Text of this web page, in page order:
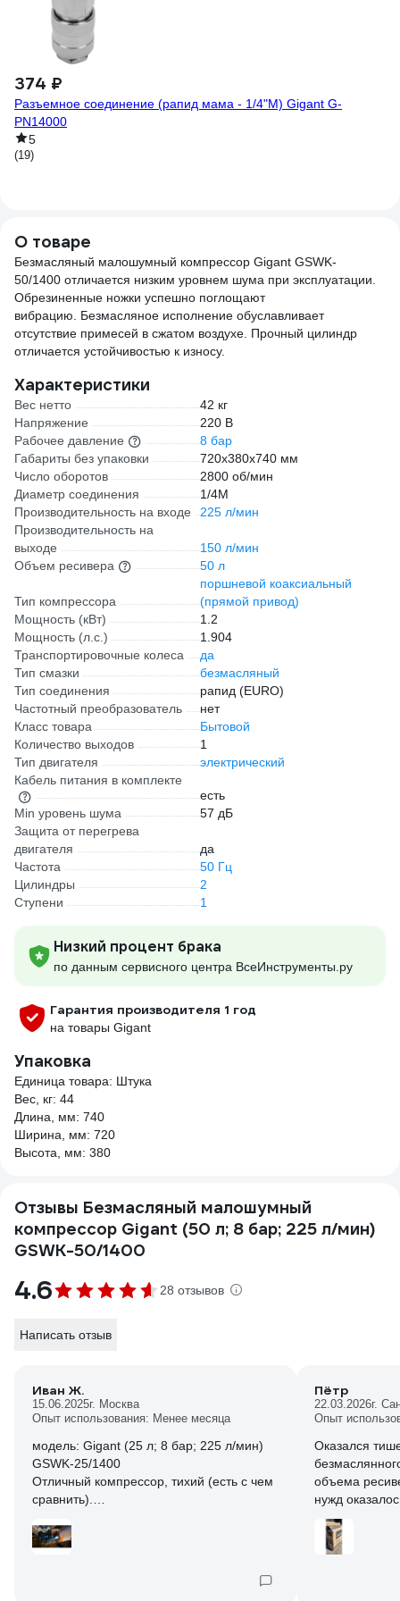
374 ₽
Разъемное соединение (рапид мама - 1/4"M) Gigant G-
PN14000
5
(19)
О товаре
Безмасляный малошумный компрессор Gigant GSWK-
50/1400 отличается низким уровнем шума при эксплуатации.
Обрезиненные ножки успешно поглощают
вибрацию. Безмасляное исполнение обуславливает
отсутствие примесей в сжатом воздухе. Прочный цилиндр
отличается устойчивостью к износу.
Характеристики
Вес нетто
42 кг
Напряжение
220 В
Рабочее давление
8 бар
Габариты без упаковки
720х380х740 мм
Число оборотов
2800 об/мин
Диаметр соединения
1/4М
Производительность на входе
225 л/мин
Производительность на
выходе
150 л/мин
Объем ресивера
50 л
Тип компрессора
поршневой коаксиальный
(прямой привод)
Мощность (кВт)
1.2
Мощность (л.с.)
1.904
Транспортировочные колеса
да
Тип смазки
безмасляный
Тип соединения
рапид (EURO)
Частотный преобразователь
нет
Класс товара
Бытовой
Количество выходов
1
Тип двигателя
электрический
Кабель питания в комплекте
есть
Min уровень шума
57 дБ
Защита от перегрева
двигателя
да
Частота
50 Гц
Цилиндры
2
Ступени
1
Низкий процент брака
по данным сервисного центра ВсеИнструменты.ру
Гарантия производителя 1 год
на товары Gigant
Упаковка
Единица товара: Штука
Вес, кг: 44
Длина, мм: 740
Ширина, мм: 720
Высота, мм: 380
Отзывы Безмасляный малошумный
компрессор Gigant (50 л; 8 бар; 225 л/мин)
GSWK-50/1400
4.6 28 отзывов
Написать отзыв
Иван Ж.
15.06.2025г. Москва
Опыт использования: Менее месяца
модель: Gigant (25 л; 8 бар; 225 л/мин)
GSWK-25/1400
Отличный компрессор, тихий (есть с чем
сравнить).
мой расчет производительности на
bar *25л.рессивер / секунд_набора * 60 =
Пётр
22.03.2026г.
Опыт
Оказался
объема
нужд
быстро,
давления.
плюс.